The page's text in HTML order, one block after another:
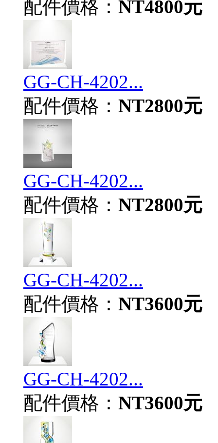
配件價格： NT4800元
GG-CH-4202...
配件價格： NT2800元
GG-CH-4202...
配件價格： NT2800元
GG-CH-4202...
配件價格： NT3600元
GG-CH-4202...
配件價格： NT3600元